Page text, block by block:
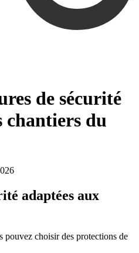
de sécurité
chantiers du
adaptées aux
pouvez choisir des protections de